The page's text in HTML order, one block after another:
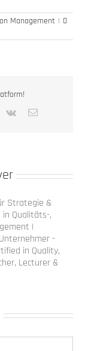
Management | 0
Vk
E-
Strategie &
Qualitäts-,
|
-
in Quality,
Lecturer &